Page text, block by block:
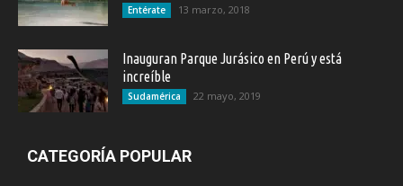
Entérate 13 marzo, 2018
Inauguran Parque Jurásico en Perú y está
increíble
Sudamérica 22 mayo, 2019
CATEGORÍA POPULAR